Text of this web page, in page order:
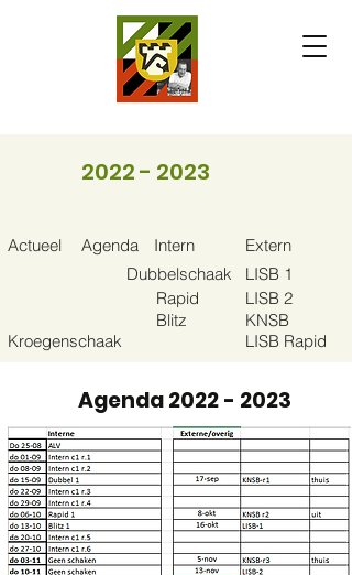
2022 - 2023
Actueel Agenda
Intern
Dubbelschaak
Rapid
Blitz
Kroegenschaak
Extern
LISB 1
KNSB
LISB 2
LISB Rapid
Agenda2022 - 2023